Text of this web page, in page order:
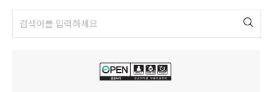
린다”고 말했다.이어 “이번 협약이 세 기관의 신뢰와 협
력을 더욱 굳건히 하는 계기가 되길 바란다”며 “앞으로
도 시민 안전이라는 공통의 목표 아래 더욱 긴밀히 협력
해 축제와 문화행사 현장에서 시민 모두가 안심하고 즐
대역폭 메모리(HBM) 생산체계를 구축할 계획이며, 이
가운데 아산 온양사업장 투자 규모는 46조 원으로 파악
고대역폭 메모리(HBM) 중심 첨단 조립·포장(패키징) 거
(HBM)는 인공지능(AI) 반도체의 핵심 메모리로 첨단 조
립·포장(패키징) 기술이 경쟁력을 좌우하는 분야다.아
산시는 삼성전자 온양사업장의 첨단 조립·포장(패키
목이 되어주고 있다”며 “아산시는 돌봄 종사자들이 존중
받으며 일할 수 있는 환경 조성을 위해 지속적인 노력을
기울이겠다”고 말했다. 맹기옥 아산시요양보호사협회
제공을 위해 최선을 다하겠다”고 말했다.
여 명이 참석한 가운데 민선 9기 ‘아산비전 2030 선포
식’을 개최했다.이날 행사에서는 시민과 함께 ‘아산비전
2030’을 완성해 나가겠다는 의미를 담아, 9명의 시민 대
표와 오세현 시장이 분야별 희망 비전을 담은 비전월을
과 지역사회 발전, 국가시책의 구현을 위해 아산시장으
로서의 직책을 성실히 수행하겠다”고 다짐한 뒤, 민선 9